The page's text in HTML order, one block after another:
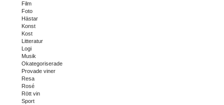
Film
Foto
Hästar
Konst
Kost
Litteratur
Logi
Musik
Okategoriserade
Provade viner
Resa
Rosé
Rött vin
Sport